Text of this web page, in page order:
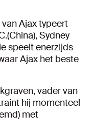
Ajax typeert
Sydney
speelt enerzijds
Ajax het beste
vader van
hij momenteel
met